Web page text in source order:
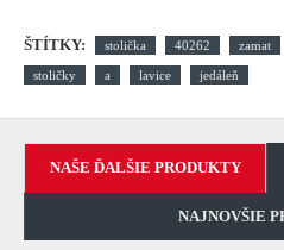
ŠTÍTKY: stolička 40262 zamat
stoličky a lavice jedáleň
NAŠE ĎALŠIE PRODUKTY
NAJNOVŠIE